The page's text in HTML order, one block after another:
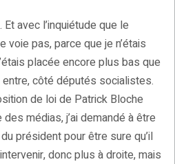
Et avec l’inquiétude que le
pas, parce que je n’étais
placée encore plus bas que
côté députés socialistes.
de loi de Patrick Bloche
médias, j’ai demandé à être
président pour être sure qu’il
donc plus à droite, mais